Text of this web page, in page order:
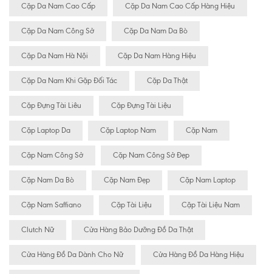
Cặp Da Nam Cao Cấp Cặp Da Nam Cao Cấp Hàng Hiệu
Cặp Da Nam Công Sở Cặp Da Nam Da Bò
Cặp Da Nam Hà Nội Cặp Da Nam Hàng Hiệu
Cặp Da Nam Khi Gặp Đối Tác Cặp Da Thật
Cặp Đựng Tài Liêu Cặp Đựng Tài Liệu
Cặp Laptop Da Cặp Laptop Nam Cặp Nam
Cặp Nam Công Sở Cặp Nam Công Sở Đẹp
Cặp Nam Da Bò Cặp Nam Đẹp Cặp Nam Laptop
Cặp Nam Saffiano Cặp Tài Liệu Cặp Tài Liệu Nam
Clutch Nữ Cửa Hàng Bảo Dưỡng Đồ Da Thật
Cửa Hàng Đồ Da Dành Cho Nữ Cửa Hàng Đồ Da Hàng Hiệu